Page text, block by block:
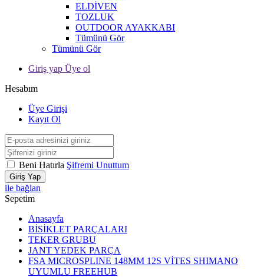
ELDİVEN
TOZLUK
OUTDOOR AYAKKABI
Tümünü Gör
Tümünü Gör
Giriş yap Üye ol
Hesabım
Üye Girişi
Kayıt Ol
Beni Hatırla Şifremi Unuttum
Giriş Yap
ile bağlan
Sepetim
Anasayfa
BİSİKLET PARÇALARI
TEKER GRUBU
JANT YEDEK PARÇA
FSA MICROSPLINE 148MM 12S VİTES SHIMANO
UYUMLU FREEHUB